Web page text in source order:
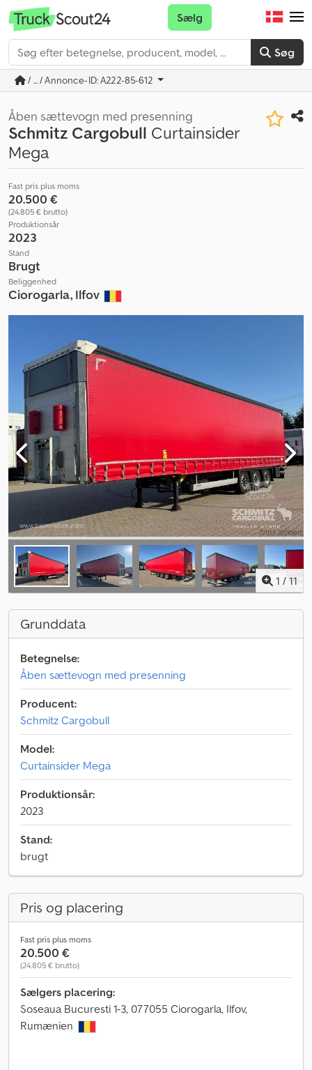
Søg
Sælg
/ ... / Annonce-ID: A222-85-612
Åben sættevogn med presenning
Schmitz Cargobull Curtainsider
Mega
Fast pris plus moms
20.500 €
(24.805 € brutto)
Produktionsår
2023
Stand
Brugt
Beliggenhed
Ciorogarla, Ilfov
1 / 11
Grunddata
Betegnelse:
Åben sættevogn med presenning
Producent:
Schmitz Cargobull
Model:
Curtainsider Mega
Produktionsår:
2023
Stand:
brugt
Pris og placering
Fast pris plus moms
20.500 €
(24.805 € brutto)
Sælgers placering:
Soseaua Bucuresti 1-3, 077055 Ciorogarla, Ilfov,
Rumænien